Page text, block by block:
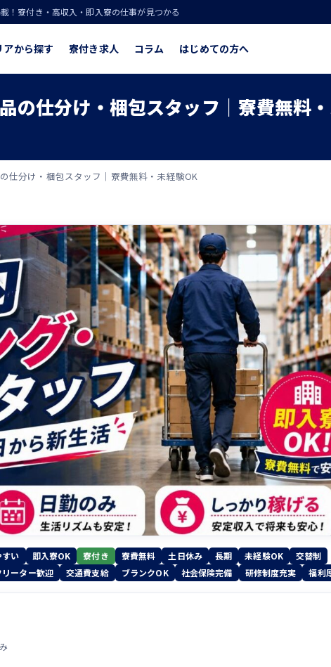
！寮付き・高収入・即入寮の仕事が見つかる
アから探す 寮付き求人 コラム はじめての方へ
の仕分け・梱包スタッフ｜寮費無料
仕分け・梱包スタッフ｜寮費無料・未経験OK
い 即入寮OK 寮付き 寮費無料 土日休み 長期 未経験OK
交替制
リーター歓迎 交通費支給 ブランクOK 社会保険完備 研修制度充実 福利